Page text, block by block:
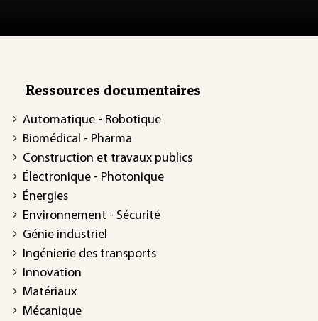
Ressources documentaires
Automatique - Robotique
Biomédical - Pharma
Construction et travaux publics
Électronique - Photonique
Énergies
Environnement - Sécurité
Génie industriel
Ingénierie des transports
Innovation
Matériaux
Mécanique